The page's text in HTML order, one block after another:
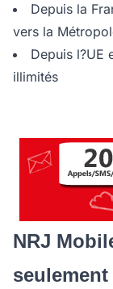
Depuis la
vers la
Depuis l?UE
illimités
NRJ
seulement